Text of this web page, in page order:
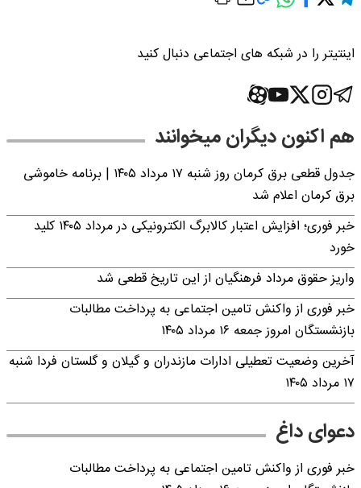
اینتیتر را در شبکه های اجتماعی دنبال کنید
هم اکنون دیگران میخوانند
جدول قطعی برق کرمان روز شنبه ۱۷ مرداد ۱۴۰۵ | برنامه خاموشی
برق کرمان اعلام شد
خبر فوری؛ افزایش اعتبار کالابرگ الکترونیکی در مرداد ۱۴۰۵ کلید
خورد
واریز حقوق مرداد فرهنگیان از این تاریخ قطعی شد
خبر فوری از واکنش تامین اجتماعی به پرداخت مطالبات
بازنشستگان امروز جمعه ۱۶ مرداد ۱۴۰۵
آخرین وضعیت تعطیلی ادارات مازندران و گیلان و گلستان فردا شنبه
۱۷ مرداد ۱۴۰۵
دعوای داغ
خبر فوری از واکنش تامین اجتماعی به پرداخت مطالبات